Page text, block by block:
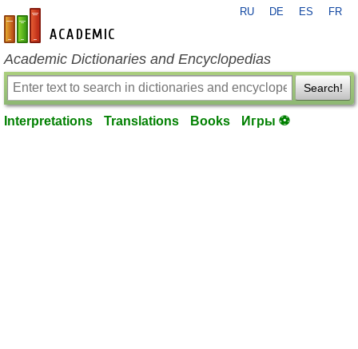
en-academic.com
RU DE ES FR
Academic Dictionaries and Encyclopedias
Search!
Interpretations Translations Books Игры ⚽